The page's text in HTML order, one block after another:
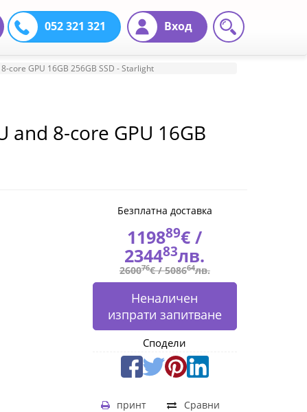
Вход
052 321 321
core GPU 16GB 256GB SSD - Starlight
and 8-core GPU 16GB
Безплатна доставка
119889€ /
234483лв.
260076€ /508664лв.
Неналичен
изпрати запитване
Сподели
Сравни
принт